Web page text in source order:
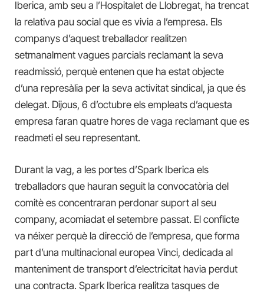
Iberica, amb seu a l’Hospitalet de Llobregat, ha trencat
la relativa pau social que es vivia a l’empresa. Els
companys d’aquest treballador realitzen
setmanalment vagues parcials reclamant la seva
readmissió, perquè entenen que ha estat objecte
d’una represàlia per la seva activitat sindical, ja que és
delegat. Dijous, 6 d’octubre els empleats d’aquesta
empresa faran quatre hores de vaga reclamant que es
readmeti el seu representant.
Durant la vag, a les portes d’Spark Iberica els
treballadors que hauran seguit la convocatòria del
comitè es concentraran perdonar suport al seu
company, acomiadat el setembre passat. El conflicte
va néixer perquè la direcció de l’empresa, que forma
part d’una multinacional europea Vinci, dedicada al
manteniment de transport d’electricitat havia perdut
una contracta. Spark Iberica realitza tasques de